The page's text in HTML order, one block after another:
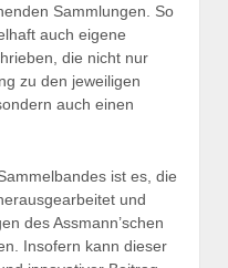
Sammlungen. So
auch eigene
die nicht nur
zu den jeweiligen
auch einen
ist es, die
und
des Assmann’schen
Insofern kann dieser